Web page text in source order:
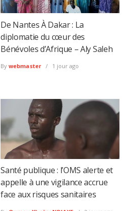
De Nantes À Dakar : La
diplomatie du cœur des
Bénévoles d’Afrique – Aly Saleh
Bywebmaster 1 jour ago
Santé publique : l’OMS alerte et
appelle à une vigilance accrue
face aux risques sanitaires